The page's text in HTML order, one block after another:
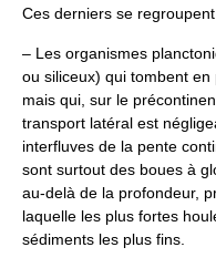
Ces derniers se
– Les organismes
ou siliceux) qui tombent en
mais qui, sur le
transport latéral est
interfluves de la pente
sont surtout des boues à
au-delà de la profondeur,
laquelle les plus fortes
sédiments les plus fins.